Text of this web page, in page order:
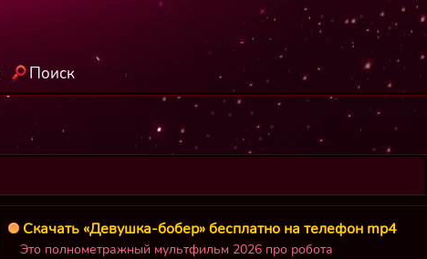
Поиск
Скачать «Девушка-бобер» бесплатно на телефон mp4
Это полнометражный мультфильм 2026 про робота